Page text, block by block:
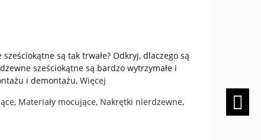
są tak trwałe? Odkryj, dlaczego są
sześciokątne są bardzo wytrzymałe i
i demontażu, Więcej
, Materiały mocujące, Nakrętki nierdzewne,